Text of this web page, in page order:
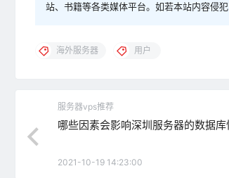
站、书籍等各类媒体平台。如若本站内容侵
海外服务器 用户
服务器vps推荐
哪些因素会影响深圳服务器的数据库
2021-10-19 14:23:00